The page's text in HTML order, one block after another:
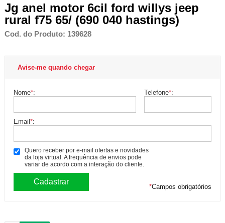
Jg anel motor 6cil ford willys jeep
rural f75 65/ (690 040 hastings)
Cod. do Produto: 139628
Avise-me quando chegar
Nome*: Telefone*:
Email*:
Quero receber por e-mail ofertas e novidades
da loja virtual. A frequência de envios pode
variar de acordo com a interação do cliente.
*Campos obrigatórios